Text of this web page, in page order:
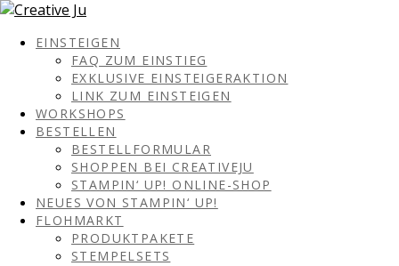
EINSTEIGEN
FAQ ZUM EINSTIEG
EXKLUSIVE EINSTEIGERAKTION
LINK ZUM EINSTEIGEN
WORKSHOPS
BESTELLEN
BESTELLFORMULAR
SHOPPEN BEI CREATIVEJU
STAMPIN‘ UP! ONLINE-SHOP
NEUES VON STAMPIN‘ UP!
FLOHMARKT
PRODUKTPAKETE
STEMPELSETS